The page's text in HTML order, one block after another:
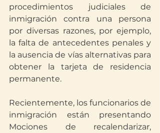
procedimientos judiciales de
inmigración contra una persona
por diversas razones, por ejemplo,
la falta de antecedentes penales y
la ausencia de vías alternativas para
obtener la tarjeta de residencia
permanente.
Recientemente, los funcionarios de
inmigración están presentando
Mociones de recalendarizar,